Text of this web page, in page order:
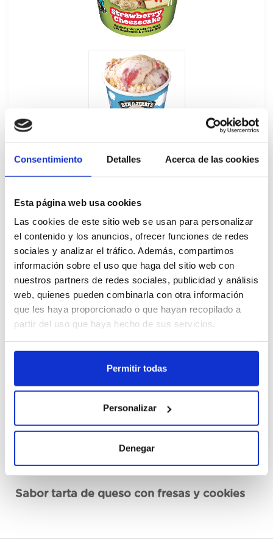
Consentimiento Detalles Acerca de las cookies
Esta página web usa cookies
Las cookies de este sitio web se usan para personalizar
el contenido y los anuncios, ofrecer funciones de redes
sociales y analizar el tráfico. Además, compartimos
información sobre el uso que haga del sitio web con
nuestros partners de redes sociales, publicidad y análisis
web, quienes pueden combinarla con otra información
que les haya proporcionado o que hayan recopilado a
partir del uso que haya hecho de sus servicios.
Permitir todas
Personalizar
Denegar
Tarrina Helado Strawberry Cheesecake
B&J 465ML
37413
Cajas
No disponible, solicita ahora
Ver ficha técnica
Descripción
Sabor tarta de queso con fresas y cookies